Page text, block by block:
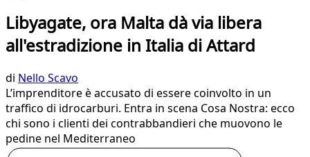
Libyagate, ora Malta dà via libera
all'estradizione in Italia di Attard
di Nello Scavo
L’imprenditore è accusato di essere coinvolto in un
traffico di idrocarburi. Entra in scena Cosa Nostra: ecco
chi sono i clienti dei contrabbandieri che muovono le
pedine nel Mediterraneo